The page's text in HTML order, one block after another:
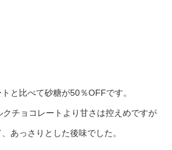
と比べて砂糖が50％OFFです。
チョコレートより甘さは控えめですが
あっさりとした後味でした。